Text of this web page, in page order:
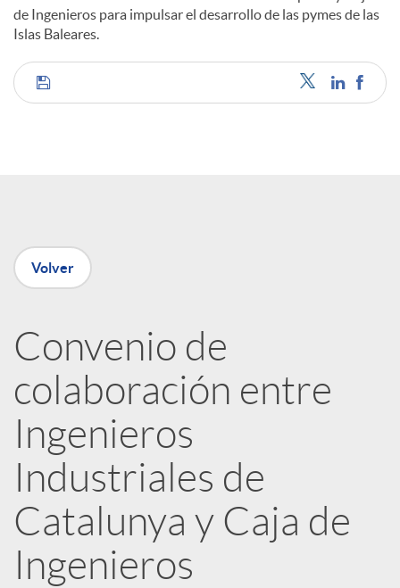
de Ingenieros para impulsar el desarrollo de las pymes de las
Islas Baleares.
C
p
a
r
t
i
r
Volver
Convenio de
colaboración entre
Ingenieros
Industriales de
Catalunya y Caja de
Ingenieros